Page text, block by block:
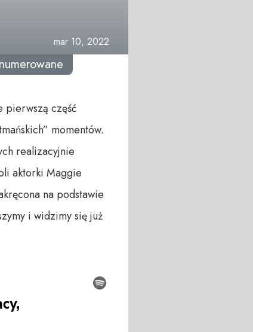
mar 10, 2022
pierwszą część
momentów.
realizacyjnie
aktorki Maggie
na podstawie
i widzimy się już